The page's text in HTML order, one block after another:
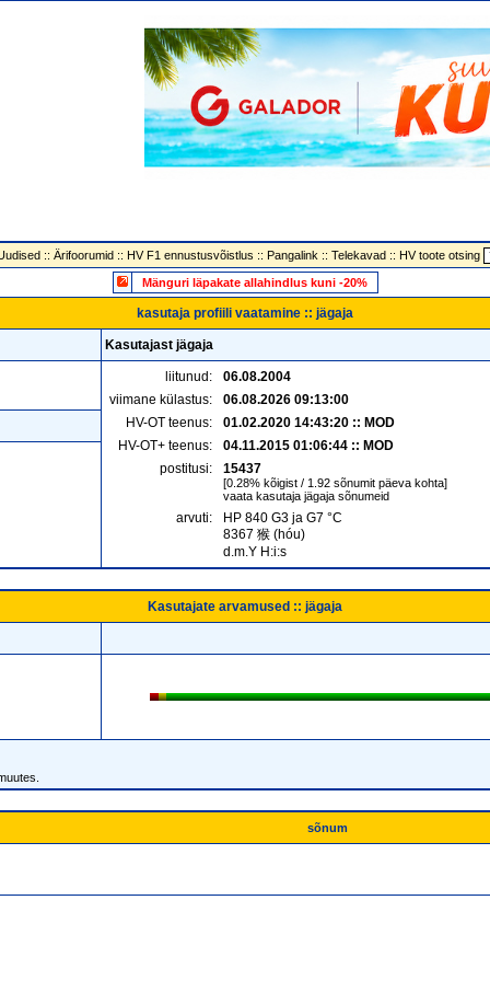
:: Ärifoorumid:: HV F1 ennustusvõistlus :: Pangalink :: Telekavad:: HV toote otsing
Mänguri läpakate allahindlus kuni -20%
kasutaja profiili vaatamine :: jägaja
Kasutajast jägaja
liitunud:
06.08.2004
viimane külastus:
06.08.2026 09:13:00
HV-OT teenus:
01.02.2020 14:43:20 :: MOD
HV-OT+ teenus:
04.11.2015 01:06:44 :: MOD
postitusi:
15437
[0.28% kõigist / 1.92 sõnumit päeva kohta]
vaata kasutaja jägaja sõnumeid
arvuti:
HP 840 G3 ja G7 °C
8367 猴 (hóu)
d.m.Y H:i:s
Kasutajate arvamused :: jägaja
sõnum